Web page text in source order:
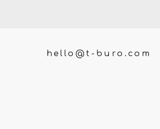
hello@t-buro.com